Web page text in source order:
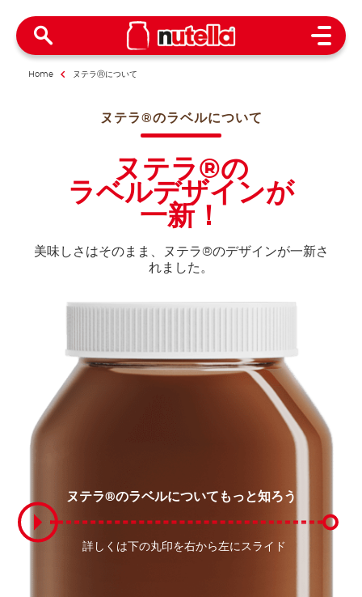
Open
Home ヌテラⓇについて
ヌテラ®のラベルについて
ヌテラ®のラベルについてもっと知ろう
詳しくは下の丸印を右から左にスライド
詳しくは下の丸印を右から左にスライド
ヌテラ®の
ラベルデザインが
一新！
美味しさはそのまま、ヌテラ®のデザインが一新さ
れました。